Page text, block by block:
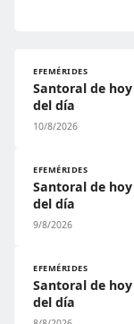
EFEMÉRIDES
Santoral de
del día
10/8/2026
EFEMÉRIDES
Santoral de
del día
9/8/2026
EFEMÉRIDES
Santoral de
del día